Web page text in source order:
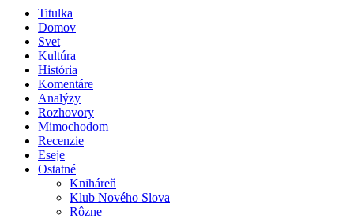
Titulka
Domov
Svet
Kultúra
História
Komentáre
Analýzy
Rozhovory
Mimochodom
Recenzie
Eseje
Ostatné
Kniháreň
Klub Nového Slova
Rôzne